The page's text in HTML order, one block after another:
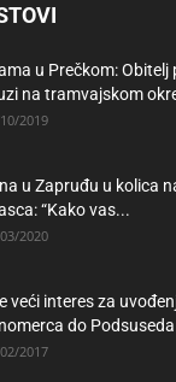
u Prečkom:
na tramvajskom
2019
u Zapruđu u kolica
“Kako vas...
2020
veći interes za
do Podsuseda
2017